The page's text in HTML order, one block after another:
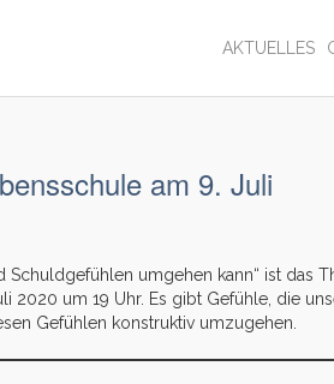
AKTUELLES
am 9. Juli
umgehen kann“ ist das
2020 um 19 Uhr. Es gibt Gefühle, die
Gefühlen konstruktiv umzugehen.